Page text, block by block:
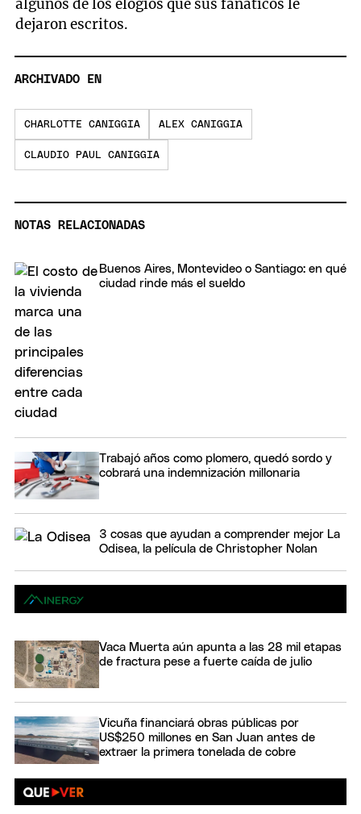
algunos de los elogios que sus fanáticos le
dejaron escritos.
ARCHIVADO EN
CHARLOTTE CANIGGIA ALEX CANIGGIA
CLAUDIO PAUL CANIGGIA
NOTAS RELACIONADAS
Buenos Aires, Montevideo o Santiago: en qué
ciudad rinde más el sueldo
Trabajó años como plomero, quedó sordo y
cobrará una indemnización millonaria
3 cosas que ayudan a comprender mejor La
Odisea, la película de Christopher Nolan
Vaca Muerta aún apunta a las 28 mil etapas
de fractura pese a fuerte caída de julio
Vicuña financiará obras públicas por
US$250 millones en San Juan antes de
extraer la primera tonelada de cobre